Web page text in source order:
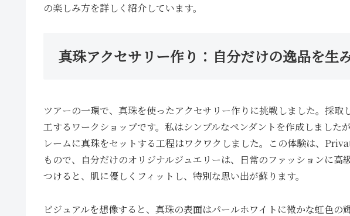
の楽しみ方を詳しく紹介しています。
真珠アクセサリー作り：自分だけの逸品を生
ツアーの一環で、真珠を使ったアクセサリー作りに挑戦しました。採取
工するワークショップです。私はシンプルなペンダントを作成しました
レームに真珠をセットする工程はワクワクしました。この体験は、
もので、自分だけのオリジナルジュエリーは、日常のファッションに高
つけると、肌に優しくフィットし、特別な思い出が蘇ります。
ビジュアルを想像すると、真珠の表面はパールホワイトに微かな虹色の